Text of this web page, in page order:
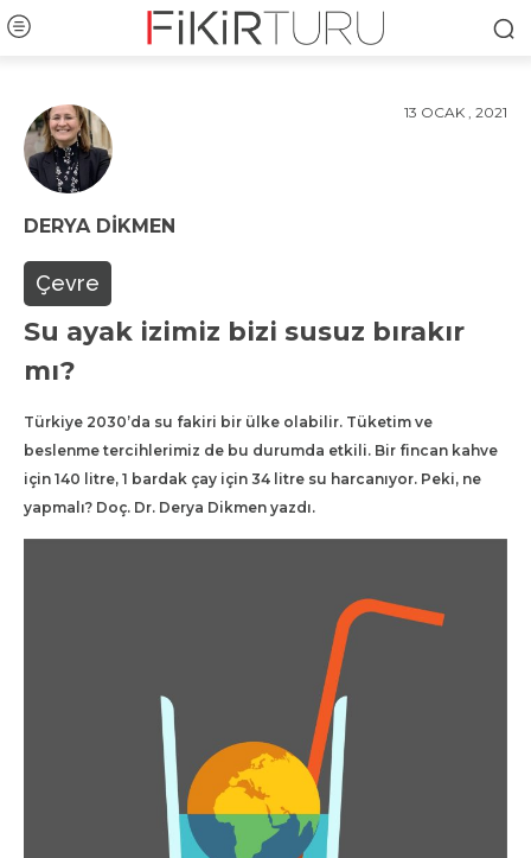
13 OCAK , 2021
DERYA DIKMEN
Çevre
Su ayak izimiz bizi susuz bırakır
mı?
Türkiye 2030’da su fakiri bir ülke olabilir. Tüketim ve
beslenme tercihlerimiz de bu durumda etkili. Bir fincan kahve
için 140 litre, 1 bardak çay için 34 litre su harcanıyor. Peki, ne
yapmalı? Doç. Dr. Derya Dikmen yazdı.